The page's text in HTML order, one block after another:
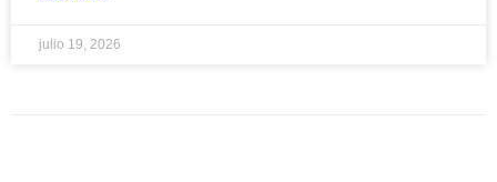
julio 19, 2026